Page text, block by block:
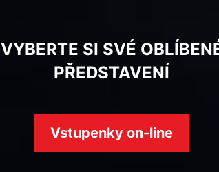
VYBERTE SI SVÉ
PŘEDSTAVENÍ
Vstupenky on-line